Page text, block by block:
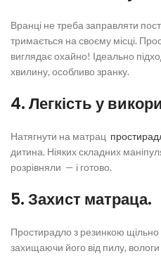
Вранці не треба заправляти
тримається на своєму місці.
виглядає охайно! Ідеально
хвилину, особливо зранку.
4. Легкість у
Натягнути на матрац
дитина. Ніяких складних
розрівняли — і готово.
5. Захист матраца.
Простирадло з резинкою щільно
захищаючи його від пилу, вологи